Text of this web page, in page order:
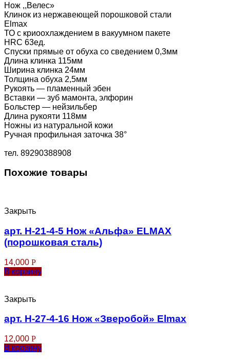
Нож ,,Велес»
Клинок из нержавеющей порошковой стали
Elmax
ТО с криоохлаждением в вакуумном пакете
HRC 63ед.
Спуски прямые от обуха со сведением 0,3мм
Длина клинка 115мм
Ширина клинка 24мм
Толщина обуха 2,5мм
Рукоять — пламенный эбен
Вставки — зуб мамонта, элфорин
Больстер — нейзильбер
Длина рукояти 118мм
Ножны из натуральной кожи
Ручная профильная заточка 38°
тел. 89290388908
Похожие товары
Закрыть
арт. Н-21-4-5 Нож «Альфа» ELMAX
(порошковая сталь)
14,000 Р
В корзину
Закрыть
арт. Н-27-4-16 Нож «Зверобой» Еlmax
12,000 Р
В корзину